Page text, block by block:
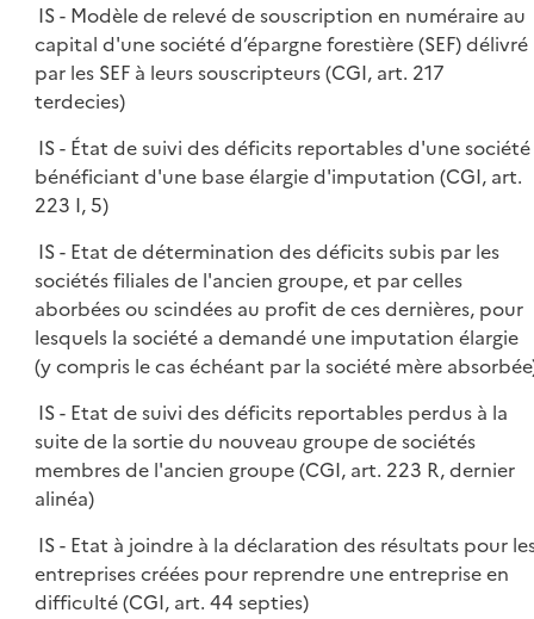
IS - Modèle de relevé de souscription en numéraire au
capital d'une société d’épargne forestière (SEF) délivré
par les SEF à leurs souscripteurs (CGI, art. 217
terdecies)
IS - État de suivi des déficits reportables d'une société
bénéficiant d'une base élargie d'imputation (CGI, art.
223 I, 5)
IS - Etat de détermination des déficits subis par les
sociétés filiales de l'ancien groupe, et par celles
aborbées ou scindées au profit de ces dernières, pour
lesquels la société a demandé une imputation élargie
(y compris le cas échéant par la société mère
IS - Etat de suivi des déficits reportables perdus à la
suite de la sortie du nouveau groupe de sociétés
membres de l'ancien groupe (CGI, art. 223 R, dernier
alinéa)
IS - Etat à joindre à la déclaration des résultats pour
entreprises créées pour reprendre une entreprise en
difficulté (CGI, art. 44 septies)